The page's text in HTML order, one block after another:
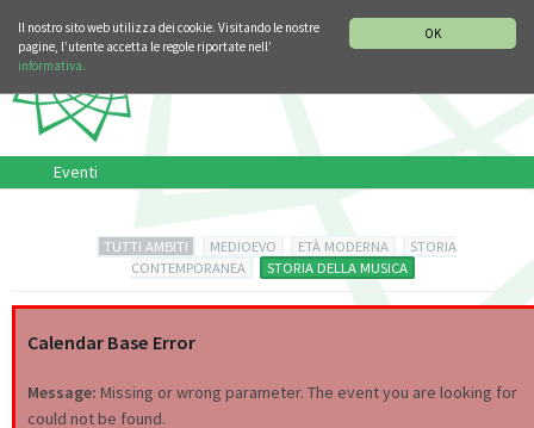
OK
Il nostro sito web utilizza dei cookie. Visitando le nostre
pagine, l’utente accetta le regole riportate nell’
informativa.
Eventi
TUTTI AMBITI MEDIOEVO ETÀ MODERNA
STORIA
CONTEMPORANEA
STORIA DELLA MUSICA
Calendar Base Error
Message: Missing or wrong parameter. The event you are looking for
could not be found.